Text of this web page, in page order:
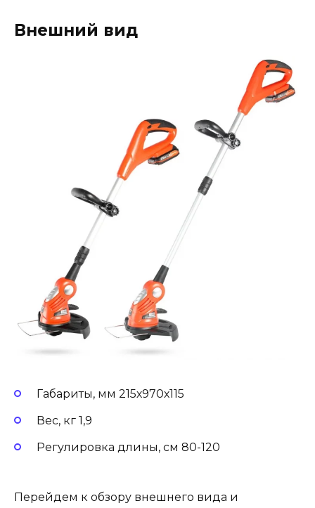
Внешний вид
Габариты, мм 215х970х115
Вес, кг 1,9
Регулировка длины, см 80-120
Перейдем к обзору внешнего вида и